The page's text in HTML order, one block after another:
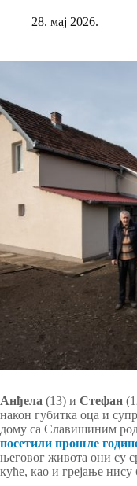
28. мај 2026.
Анђела (13) и Стефан
након губитка оца и
дому са Славишиним
посетили прошле
његовог живота они су
куће, као и грејање